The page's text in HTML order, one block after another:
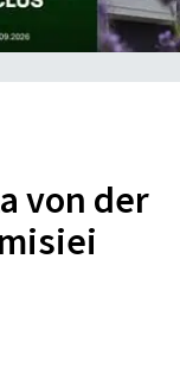
von der